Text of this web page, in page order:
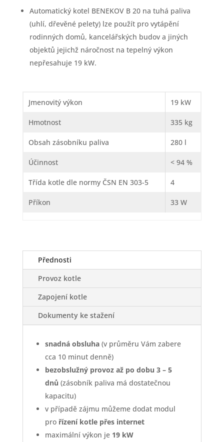
Automatický kotel BENEKOV B 20 na tuhá paliva
(uhlí, dřevěné pelety) lze použít pro vytápění
rodinných domů, kancelářských budov a jiných
objektů jejichž náročnost na tepelný výkon
nepřesahuje 19 kW.
Jmenovitý výkon 19 kW
Hmotnost 335 kg
Obsah zásobníku paliva 280 l
Účinnost < 94 %
Třída kotle dle normy ČSN EN 303-5 4
Příkon 33 W
Přednosti
Provoz kotle
Zapojení kotle
Dokumenty ke stažení
snadná obsluha(v průměru Vám zabere
cca 10 minut denně)
bezobslužný provoz až po dobu 3 – 5
dnů (zásobník paliva má dostatečnou
kapacitu)
v případě zájmu můžeme dodat modul
pro řízení kotle přes internet
maximální výkon je 19 kW